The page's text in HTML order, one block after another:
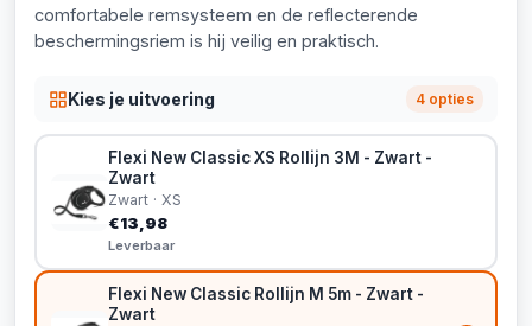
comfortabele remsysteem en de reflecterende
beschermingsriem is hij veilig en praktisch.
Kies je uitvoering 4 opties
Flexi New Classic XS Rollijn 3M - Zwart -
Zwart
Zwart · XS
€13,98
Leverbaar
Flexi New Classic Rollijn M 5m - Zwart -
Zwart